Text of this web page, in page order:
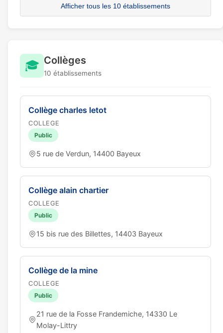
Afficher tous les 10 établissements
🎓 Collèges
10 établissements
Collège charles letot
COLLEGE
Public
5 rue de Verdun, 14400 Bayeux
Collège alain chartier
COLLEGE
Public
15 bis rue des Billettes, 14403 Bayeux
Collège de la mine
COLLEGE
Public
21 rue de la Fosse Frandemiche, 14330 Le
Molay-Littry